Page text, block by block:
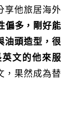
享他旅居海外
偏多，剛好能
油頭造型，很
文的他來服
，果然成為替